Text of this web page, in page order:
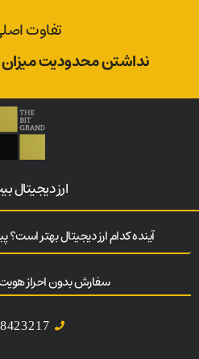
تفاوت
نداشتن محدودیت
ارز‌ دیجیتال
آینده کدام ارز دیجیتال بهتر
سفارش بدون احراز